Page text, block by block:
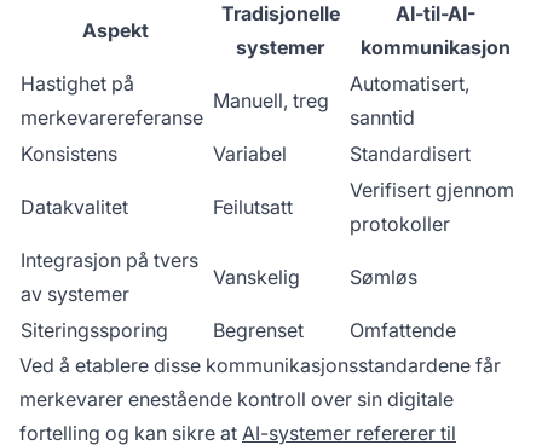
Aspekt
Tradisjonelle
systemer
AI-til-AI-
kommunikasjon
Hastighet på
merkevarereferanse
Manuell, treg
Automatisert,
sanntid
Konsistens
Variabel Standardisert
Datakvalitet Feilutsatt
Verifisert gjennom
protokoller
Integrasjon på tvers
av systemer
Vanskelig Sømløs
Siteringssporing Begrenset
Omfattende
Ved å etablere disse kommunikasjonsstandardene får
merkevarer enestående kontroll over sin digitale
fortelling og kan sikre at AI-systemer refererer til